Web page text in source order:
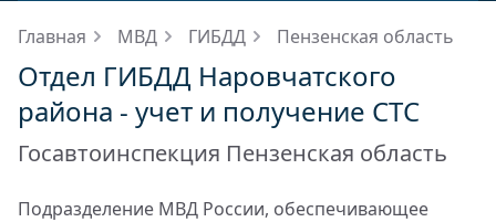
Главная МВД ГИБДД Пензенская область
Отдел ГИБДД Наровчатского
района - учет и получение СТС
Госавтоинспекция Пензенская область
Подразделение МВД России, обеспечивающее